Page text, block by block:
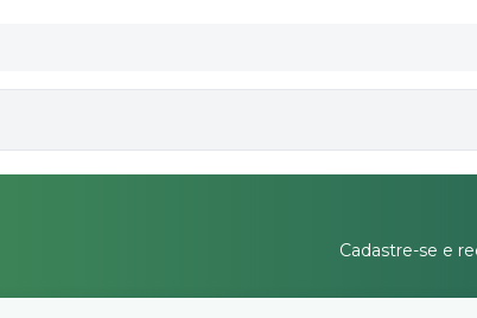
Cadastre-se e